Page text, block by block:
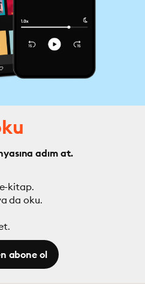
adım at.
kitap.
da oku.
abone ol